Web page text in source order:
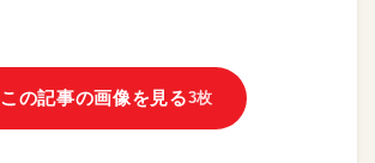
この記事の画像を見る3枚